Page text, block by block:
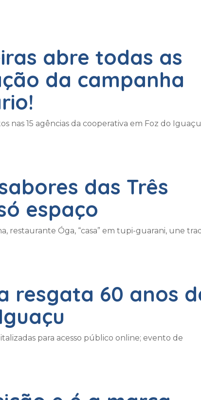
abre todas as
da campanha
nas 15 agências da cooperativa em Foz do
das Três
espaço
restaurante Óga, “casa” em tupi-guarani, une
resgata 60 anos
para acesso público online; evento de